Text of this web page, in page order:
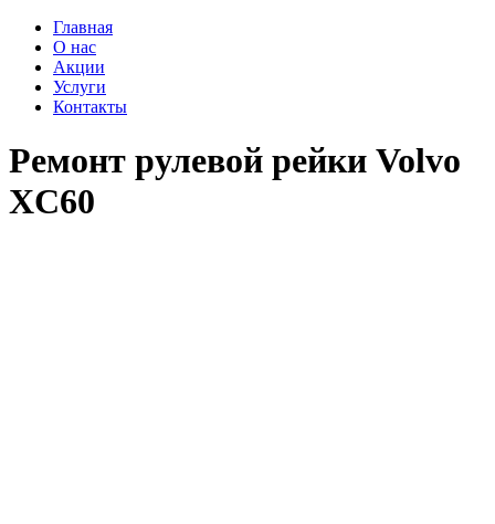
Главная
О нас
Акции
Услуги
Контакты
Ремонт рулевой рейки Volvo
XC60